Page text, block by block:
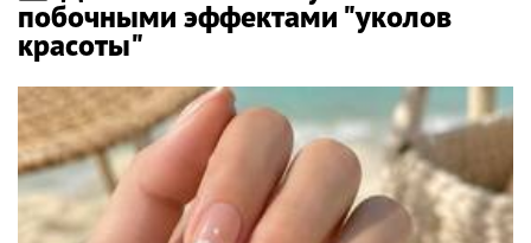
побочными эффектами "уколов
красоты"